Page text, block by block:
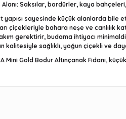
Saksılar, bordürler, kaya
yapısı sayesinde küçük alanlarda bile
çiçekleriyle bahara neşe ve canlılık
gerektirir, budama ihtiyacı
kalitesiyle sağlıklı, yoğun çiçekli ve
Mini Gold Bodur Altınçanak Fidanı,